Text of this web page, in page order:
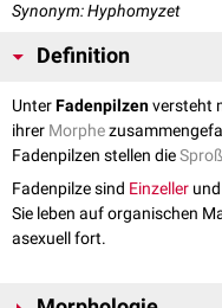
Synonym: Hyphomyzet
Definition
UnterFadenpilzenversteht
ihrer Morphe
Fadenpilzen stellen die
Fadenpilze sind Einzeller
Sie leben auf organischen
asexuell fort.